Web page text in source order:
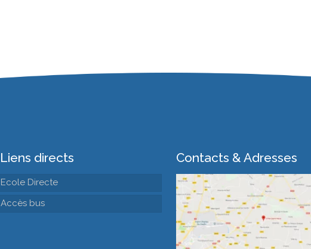
Liens directs
Ecole Directe
Accès bus
Contacts & Adresses